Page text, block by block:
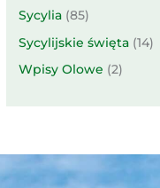
Sycylia (85)
Sycylijskie święta (14)
Wpisy Olowe (2)